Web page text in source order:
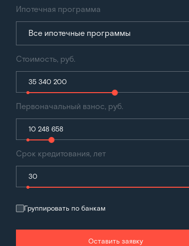
Ипотечная программа
Все ипотечные программы
Стоимость, руб.
Первоначальный взнос, руб.
Срок кредитования, лет
Группировать по банкам
Оставить заявку